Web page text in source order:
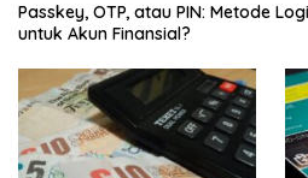
Passkey, OTP, atau PIN: Metode
untuk Akun Finansial?